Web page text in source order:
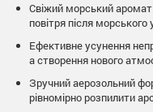
Свіжий морський аромат:
повітря після
Ефективне усунення
а створення нового
Зручний аерозольний
рівномірно розпилити